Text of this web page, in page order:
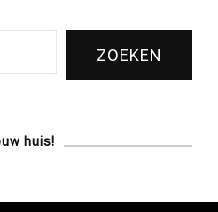
ZOEKEN
huis!